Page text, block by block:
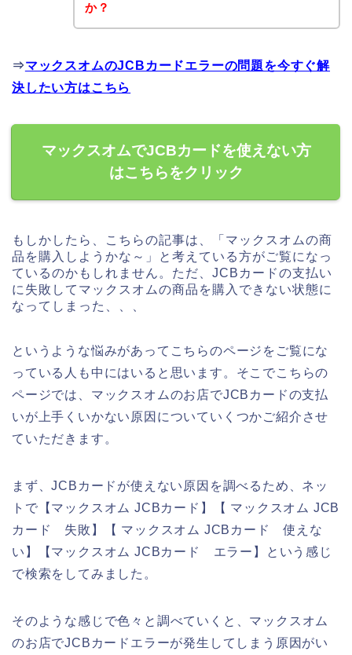
か？
⇒マックスオムのJCBカードエラーの問題を今すぐ解
決したい方はこちら
マックスオムでJCBカードを使えない方
はこちらをクリック
もしかしたら、こちらの記事は、「マックスオムの商
品を購入しようかな～」と考えている方がご覧になっ
ているのかもしれません。ただ、JCBカードの支払い
に失敗してマックスオムの商品を購入できない状態に
なってしまった、、、
というような悩みがあってこちらのページをご覧にな
っている人も中にはいると思います。そこでこちらの
ページでは、マックスオムのお店でJCBカードの支払
いが上手くいかない原因についていくつかご紹介させ
ていただきます。
まず、JCBカードが使えない原因を調べるため、ネッ
トで【マックスオム JCBカード】【 マックスオム JCB
カード 失敗】【 マックスオム JCBカード 使えな
い】【マックスオム JCBカード エラー】という感じ
で検索をしてみました。
そのような感じで色々と調べていくと、マックスオム
のお店でJCBカードエラーが発生してしまう原因がい